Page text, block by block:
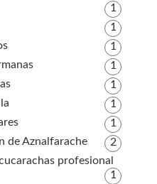
1
1
1
1
1
1
1
de Aznalfarache
2
profesional
1